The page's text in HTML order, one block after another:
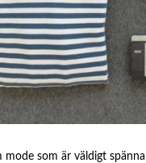
mode som är väldigt